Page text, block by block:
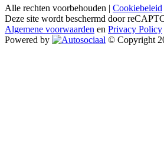
Alle rechten voorbehouden | Cookiebeleid
Deze site wordt beschermd door
Algemene voorwaarden en Privacy Policy
Powered by
© Copyright